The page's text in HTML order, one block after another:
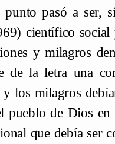
punto pasó a ser,
científico social
y milagros
la letra una
los milagros
pueblo de Dios
que debía ser